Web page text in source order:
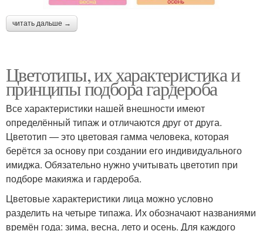
читать дальше →
Цветотипы, их характеристика и
принципы подбора гардероба
Все характеристики нашей внешности имеют
определённый типаж и отличаются друг от друга.
Цветотип — это цветовая гамма человека, которая
берётся за основу при создании его индивидуального
имиджа. Обязательно нужно учитывать цветотип при
подборе макияжа и гардероба.
Цветовые характеристики лица можно условно
разделить на четыре типажа. Их обозначают названиями
времён года: зима, весна, лето и осень. Для каждого